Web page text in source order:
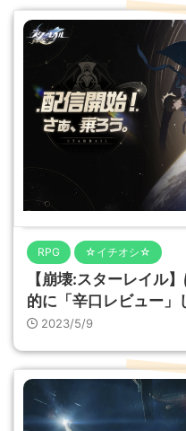
RPG ☆イチオシ☆
【崩壊:スターレイル
的に「辛口レビュー」
2023/5/9